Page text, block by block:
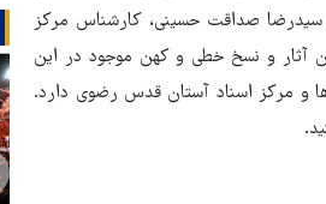
سیدرضا صداقت حسینی، کارشناس مرکز
آثار و نسخ خطی و کهن موجود در این
موزه‌ها و مرکز اسناد آستان قدس رضوی دارد.